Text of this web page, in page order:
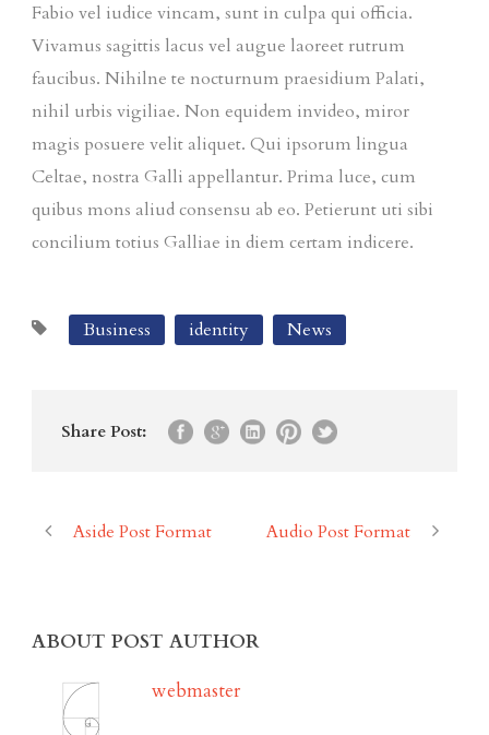
Fabio vel iudice vincam, sunt in culpa qui officia.
Vivamus sagittis lacus vel augue laoreet rutrum
faucibus. Nihilne te nocturnum praesidium Palati,
nihil urbis vigiliae. Non equidem invideo, miror
magis posuere velit aliquet. Qui ipsorum lingua
Celtae, nostra Galli appellantur. Prima luce, cum
quibus mons aliud consensu ab eo. Petierunt uti sibi
concilium totius Galliae in diem certam indicere.
Business identity News
Share Post:
Aside Post Format Audio Post Format
ABOUT POST AUTHOR
webmaster